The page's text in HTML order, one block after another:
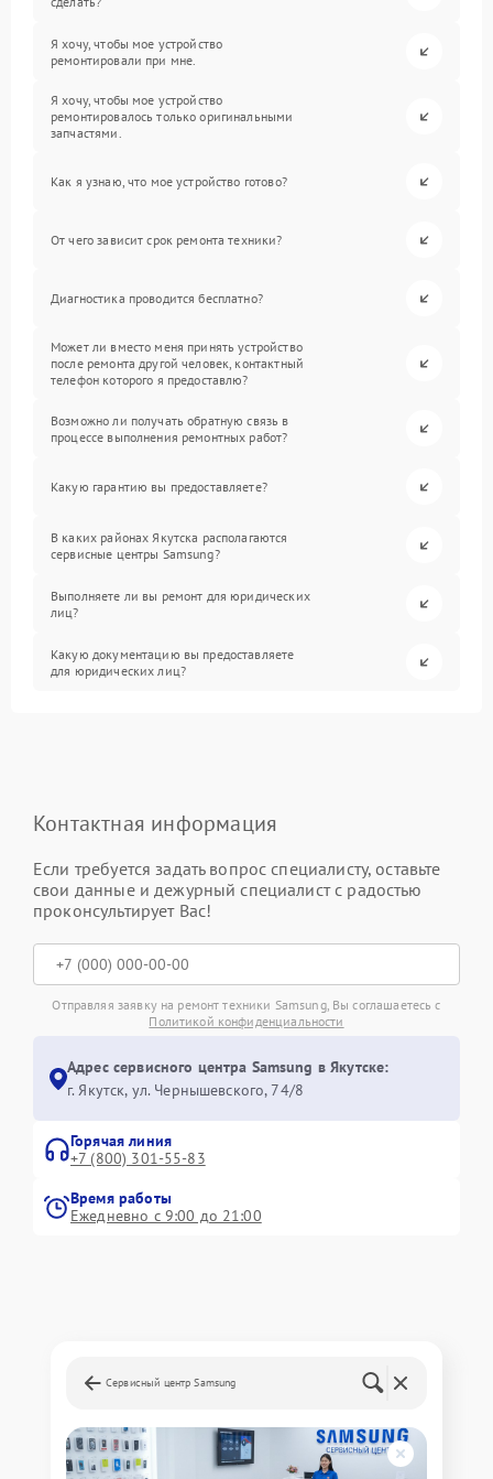
Я хочу, чтобы мое устройство
ремонтировали при мне.
Я хочу, чтобы мое устройство
ремонтировалось только оригинальными
запчастями.
Как я узнаю, что мое устройство готово?
От чего зависит срок ремонта техники?
Диагностика проводится бесплатно?
Может ли вместо меня принять устройство
после ремонта другой человек, контактный
телефон которого я предоставлю?
Возможно ли получать обратную связь в
процессе выполнения ремонтных работ?
Какую гарантию вы предоставляете?
В каких районах Якутска располагаются
сервисные центры Samsung?
Выполняете ли вы ремонт для юридических
лиц?
Какую документацию вы предоставляете
для юридических лиц?
Контактная информация
Если требуется задать вопрос специалисту, оставьте
свои данные и дежурный специалист с радостью
проконсультирует Вас!
Отправляя заявку на ремонт техники Samsung, Вы соглашаетесь с
Политикой конфиденциальности
Адрес сервисного центра Samsung в Якутске:
г. Якутск, ул. Чернышевского, 74/8
Горячая линия
+7 (800) 301-55-83
Время работы
Ежедневно с 9:00 до 21:00
Сервисный центр Samsung